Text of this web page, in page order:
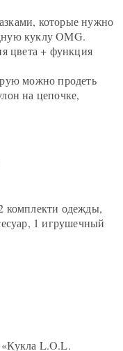
которые нужно
куклу OMG.
цвета + функция
можно продеть
на цепочке,
комплекти одежды,
1 игрушечный
«Кукла L.O.L.